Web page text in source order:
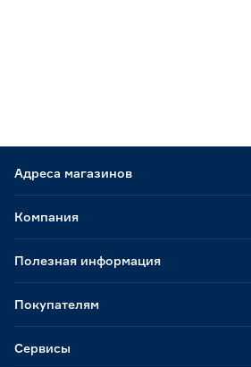
Адреса магазинов
Компания
Полезная информация
Покупателям
Сервисы